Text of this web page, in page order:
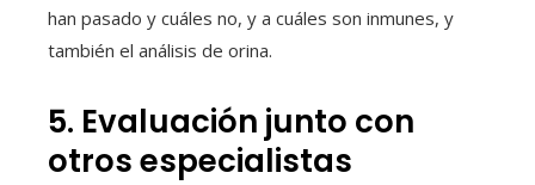
han pasado y cuáles no, y a cuáles son inmunes, y
también el análisis de orina.
5. Evaluación junto con
otros especialistas